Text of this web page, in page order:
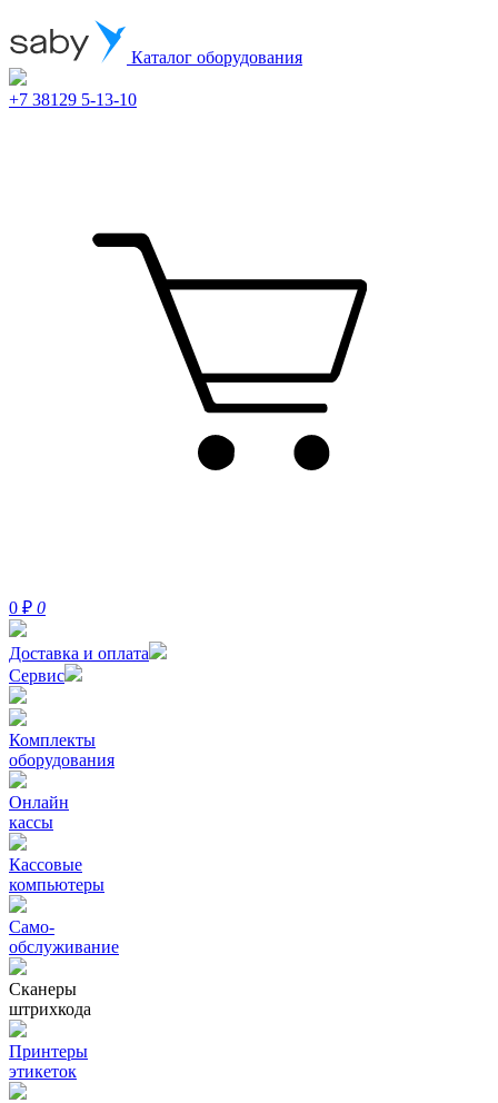
Каталог оборудования
+7 38129 5-13-10
0 ₽ 0
Доставка и оплата
Сервис
Комплекты
оборудования
Онлайн
кассы
Кассовые
компьютеры
Само-
обслуживание
Сканеры
штрихкода
Принтеры
этикеток